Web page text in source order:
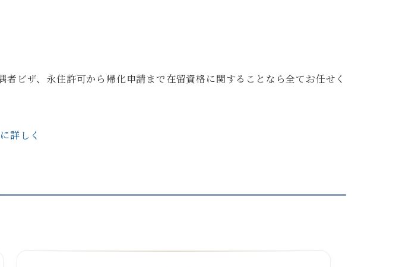
ビザ、永住許可から帰化申請まで在留資格に関することなら全てお任せく
詳しく